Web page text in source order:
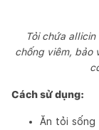
Tỏi chứa
chống viêm, bảo
Cách sử dụng:
Ăn tỏi